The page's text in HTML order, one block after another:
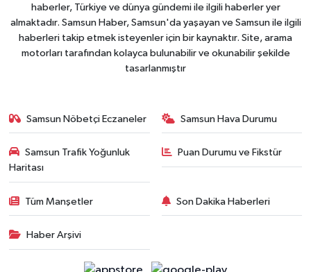
haberler, Türkiye ve dünya gündemi ile ilgili haberler yer
almaktadır. Samsun Haber, Samsun'da yaşayan ve Samsun ile ilgili
haberleri takip etmek isteyenler için bir kaynaktır. Site, arama
motorları tarafından kolayca bulunabilir ve okunabilir şekilde
tasarlanmıştır
Samsun Nöbetçi Eczaneler Samsun Hava Durumu
Samsun Trafik Yoğunluk
Haritası
Puan Durumu ve Fikstür
Tüm Manşetler Son Dakika Haberleri
Haber Arşivi